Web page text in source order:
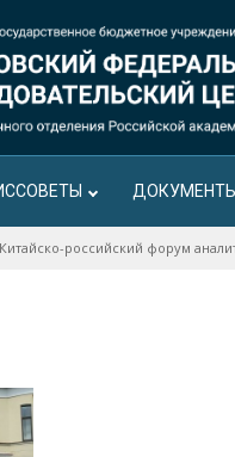
ДОКУМЕНТЫ
Китайско-российский форум